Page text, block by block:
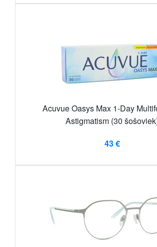
Acuvue Oasys Max 1-Day
Astigmatism (30
43 €